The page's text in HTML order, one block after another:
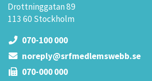
Drottninggatan 89
113 60 Stockholm
070-100 000
noreply@srfmedlemswebb.se
070-000 000